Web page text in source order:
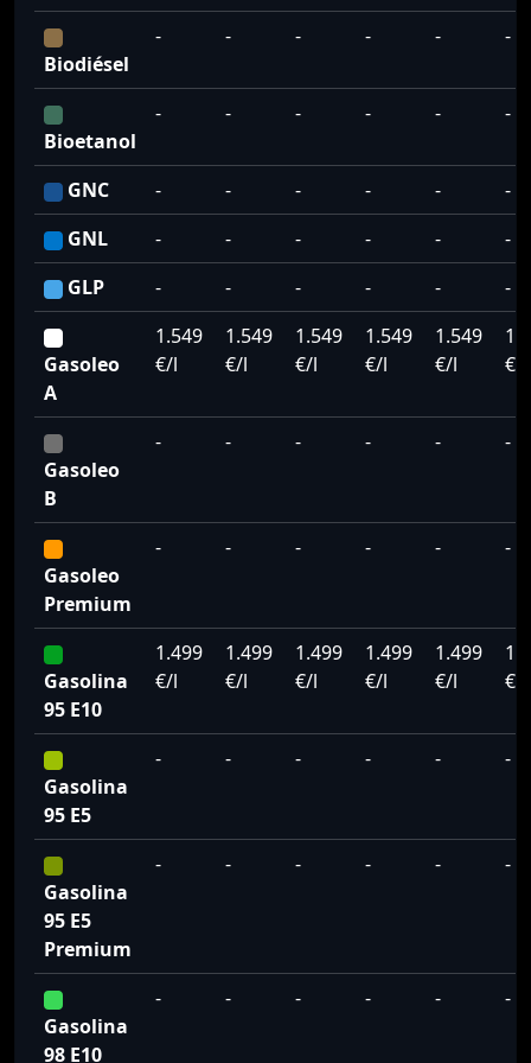
Biodiésel
- - - - - -
Bioetanol
- - - - - -
GNC - - - - -
-
GNL
- - - - -
-
GLP
- - - - - -
Gasoleo
A
1.549
€/l
1.549
€/l
1.549
€/l
1.549
€/l
1.549
€/l
€/l
Gasoleo
B
- - - - - -
Gasoleo
Premium
- - - - - -
Gasolina
95 E10
1.499
€/l
1.499
€/l
1.499
€/l
1.499
€/l
1.499
€/l
€/l
Gasolina
95 E5
- - - - - -
Gasolina
95 E5
Premium
- - - - - -
Gasolina
98 E10
- - - - - -